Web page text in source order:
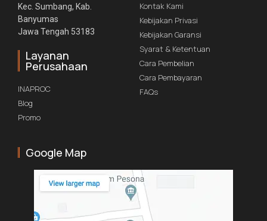
Kec. Sumbang, Kab.
Banyumas
Jawa Tengah 53183
Layanan
Perusahaan
INAPROC
Blog
Promo
Kontak Kami
Kebijakan Privasi
Kebijakan Garansi
Syarat & Ketentuan
Cara Pembelian
Cara Pembayaran
FAQs
Google Map